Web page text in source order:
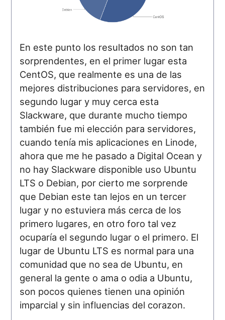
En este punto los resultados no son tan
sorprendentes, en el primer lugar esta
CentOS, que realmente es una de las
mejores distribuciones para servidores, en
segundo lugar y muy cerca esta
Slackware, que durante mucho tiempo
también fue mi elección para servidores,
cuando tenía mis aplicaciones en Linode,
ahora que me he pasado a Digital Ocean y
no hay Slackware disponible uso Ubuntu
LTS o Debian, por cierto me sorprende
que Debian este tan lejos en un tercer
lugar y no estuviera más cerca de los
primero lugares, en otro foro tal vez
ocuparía el segundo lugar o el primero. El
lugar de Ubuntu LTS es normal para una
comunidad que no sea de Ubuntu, en
general la gente o ama o odia a Ubuntu,
son pocos quienes tienen una opinión
imparcial y sin influencias del corazon.